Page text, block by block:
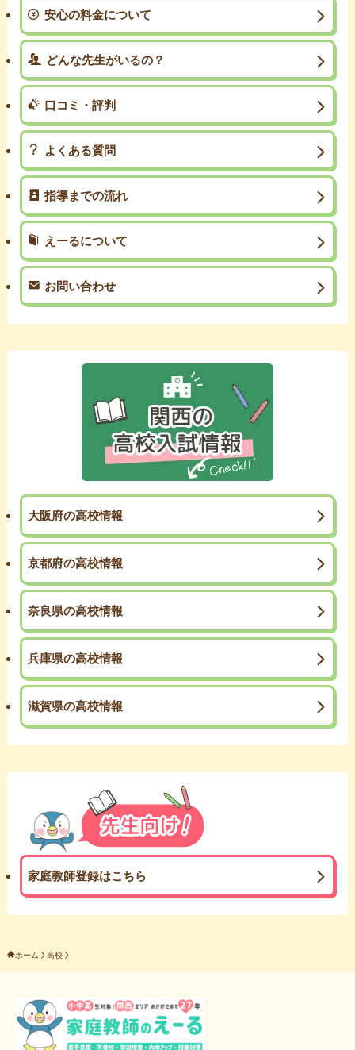
安心の料金について
どんな先生がいるの？
口コミ・評判
よくある質問
指導までの流れ
えーるについて
お問い合わせ
大阪府の高校情報
京都府の高校情報
奈良県の高校情報
兵庫県の高校情報
滋賀県の高校情報
家庭教師登録はこちら
ホーム 高校